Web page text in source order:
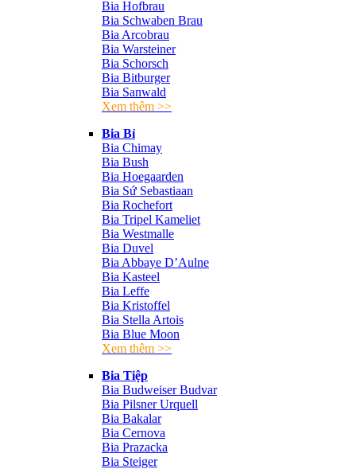
Bia Hofbrau
Bia Schwaben Brau
Bia Arcobrau
Bia Warsteiner
Bia Schorsch
Bia Bitburger
Bia Sanwald
Xem thêm >>
Bia Bỉ
Bia Chimay
Bia Bush
Bia Hoegaarden
Bia Sứ Sebastiaan
Bia Rochefort
Bia Tripel Kameliet
Bia Westmalle
Bia Duvel
Bia Abbaye D’Aulne
Bia Kasteel
Bia Leffe
Bia Kristoffel
Bia Stella Artois
Bia Blue Moon
Xem thêm >>
Bia Tiệp
Bia Budweiser Budvar
Bia Pilsner Urquell
Bia Bakalar
Bia Cernova
Bia Prazacka
Bia Steiger